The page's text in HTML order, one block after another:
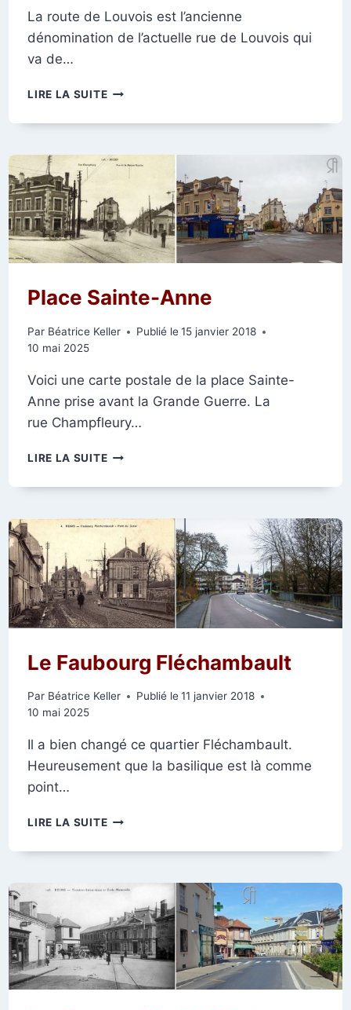
La route de Louvois est l’ancienne
dénomination de l’actuelle rue de Louvois qui
va de…
LIRE LA SUITELA
DE
Place Sainte-Anne
Par Béatrice Keller Publié le 15 janvier 2018
10 mai 2025
Voici une carte postale de la place Sainte-
Anne prise avant la Grande Guerre. La
rue Champfleury…
LIRE LA SUITEPLACE
ANNE
Le Faubourg Fléchambault
Par Béatrice Keller Publié le 11 janvier 2018
10 mai 2025
Il a bien changé ce quartier Fléchambault.
Heureusement que la basilique est là comme
point…
LIRE LA SUITELE
FLÉCHAMBAULT